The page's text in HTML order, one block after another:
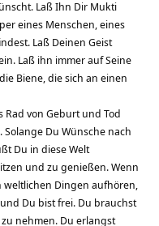
Laß Ihn Dir Mukti
eines Menschen, eines
Laß Deinen Geist
Laß ihn immer auf Seine
Biene, die sich an einen
Rad von Geburt und Tod
Du Wünsche nach
Du in diese Welt
und zu genießen. Wenn
weltlichen Dingen aufhören,
Du bist frei. Du brauchst
nehmen. Du erlangst